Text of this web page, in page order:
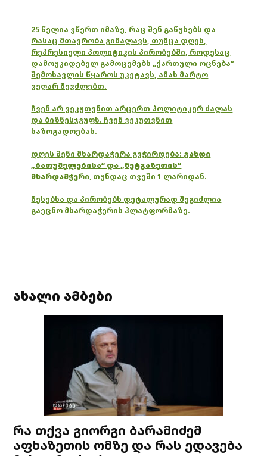
25 წელია ვწერთ იმაზე, რაც შენ გაწუხებს და
რასაც მთავრობა გიმალავს, თუმცა დღეს,
რეპრესიული პოლიტიკის პირობებში, როდესაც
დამოუკიდებელ გამოცემებს „ქართული ოცნება“
შემოსავლის წყაროს უკეტავს, ამას მარტო
ვეღარ შევძლებთ.
ჩვენ არ ვეკუთვნით არცერთ პოლიტიკურ ძალას
და ბიზნესჯგუფს. ჩვენ ვეკუთვნით
საზოგადოებას.
დღეს შენი მხარდაჭერა გვჭირდება: გახდი
„ბათუმელებისა“ და „ნეტგაზეთის“
მხარდამჭერი, თუნდაც თვეში 1 ლარიდან.
წესებსა და პირობებს დეტალურად შეგიძლია
გაეცნო მხარდაჭერის პლატფორმაზე.
ახალი ამბები
რა თქვა გიორგი ბარამიძემ
აფხაზეთის ომზე და რას ედავება